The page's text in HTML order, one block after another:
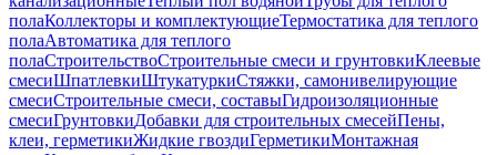
полаКоллекторы и комплектующиеТермостатика для теплого
полаАвтоматика для теплого
полаСтроительствоСтроительные смеси и грунтовкиКлеевые
смесиШпатлевкиШтукатуркиСтяжки, самонивелирующие
смесиСтроительные смеси, составыГидроизоляционные
смесиГрунтовкиДобавки для строительных смесейПены,
клеи, герметикиЖидкие гвоздиГерметикиМонтажная